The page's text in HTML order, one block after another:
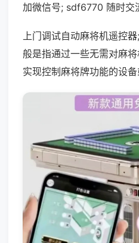
加微信号; sdf6770 随时交
上门调试自动麻将机遥控
般是指通过一些无需对麻
实现控制麻将牌功能的设备